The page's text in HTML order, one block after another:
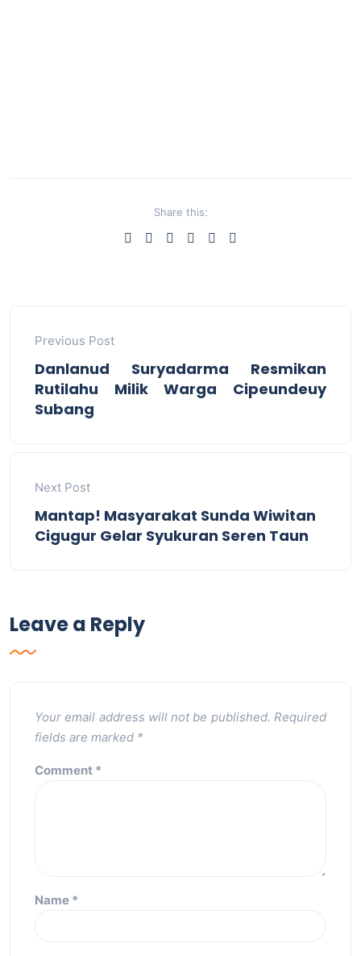
Share this:
Previous Post
Danlanud Suryadarma Resmikan
Rutilahu Milik Warga Cipeundeuy
Subang
Next Post
Mantap! Masyarakat Sunda Wiwitan
Cigugur Gelar Syukuran Seren Taun
Leave a Reply
Your email address will not be published. Required
fields are marked *
Comment *
Name *